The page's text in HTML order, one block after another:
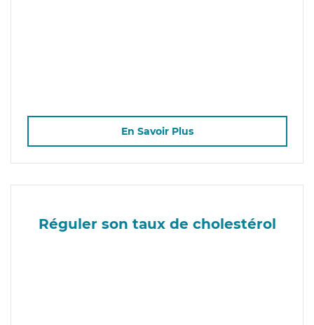
En Savoir Plus
Réguler son taux de cholestérol